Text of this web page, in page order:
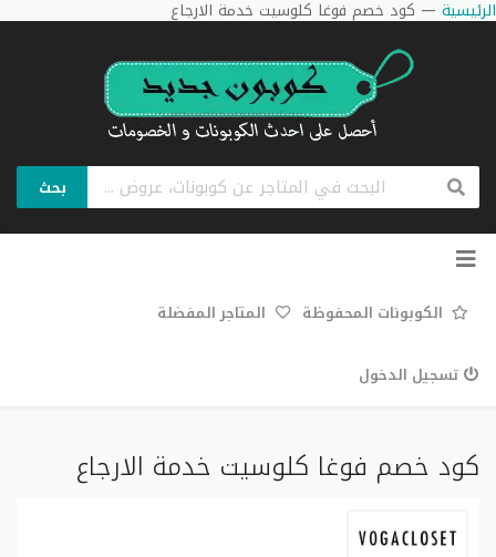
الرئيسية — كود خصم فوغا كلوسيت خدمة الارجاع
بحث
تخطي
الكوبونات المحفوظة المتاجر المفضلة
تسجيل الدخول
كود خصم فوغا كلوسيت خدمة الارجاع